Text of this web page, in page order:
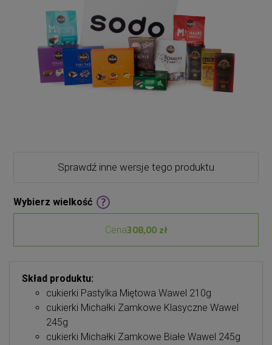
Sprawdź inne wersje tego produktu
Wybierz wielkość
Cena308,00 zł
Skład produktu:
cukierki Pastylka Miętowa Wawel 210g
cukierki Michałki Zamkowe Klasyczne Wawel
245g
cukierki Michałki Zamkowe Białe Wawel 245g